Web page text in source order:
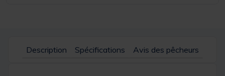
Description Spécifications Avis des pêcheurs